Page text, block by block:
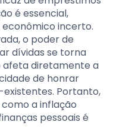
é essencial,
incerto.
o poder de
dívidas se torna
afeta diretamente a
de honrar
Portanto,
a inflação
pessoais é